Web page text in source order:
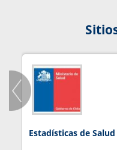
Estadísticas de